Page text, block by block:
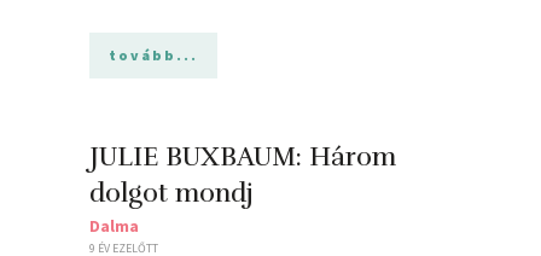
tovább...
JULIE BUXBAUM: Három ​
dolgot mondj
Dalma
9 ÉV EZELŐTT